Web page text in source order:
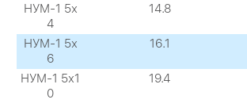
НУМ-1 5х
4
14.8
НУМ-1 5х
6
16.1
НУМ-1 5х1
0
19.4